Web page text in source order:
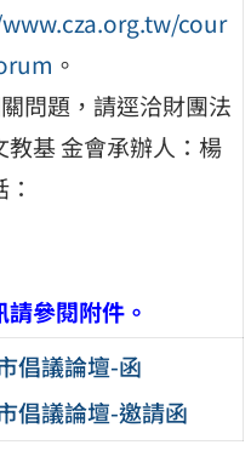
cour
。
問題，請逕洽財團法
教基 金會承辦人：楊
參閱附件。
倡議論壇-函
倡議論壇-邀請函